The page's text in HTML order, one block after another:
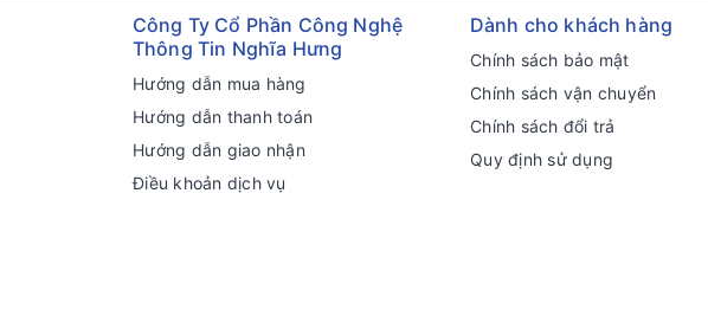
Công Ty Cổ Phần Công Nghệ
Thông Tin Nghĩa Hưng
Hướng dẫn mua hàng
Hướng dẫn thanh toán
Hướng dẫn giao nhận
Điều khoản dịch vụ
Dành cho khách hàng
Chính sách bảo mật
Chính sách vận chuyển
Chính sách đổi trả
Quy định sử dụng